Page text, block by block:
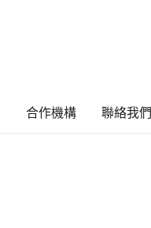
合作機構 ​聯絡我們